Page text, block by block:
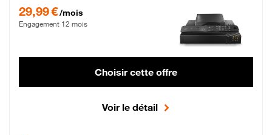
29,99 €/mois
Engagement 12 mois
Choisir cette offre
Voir le détail